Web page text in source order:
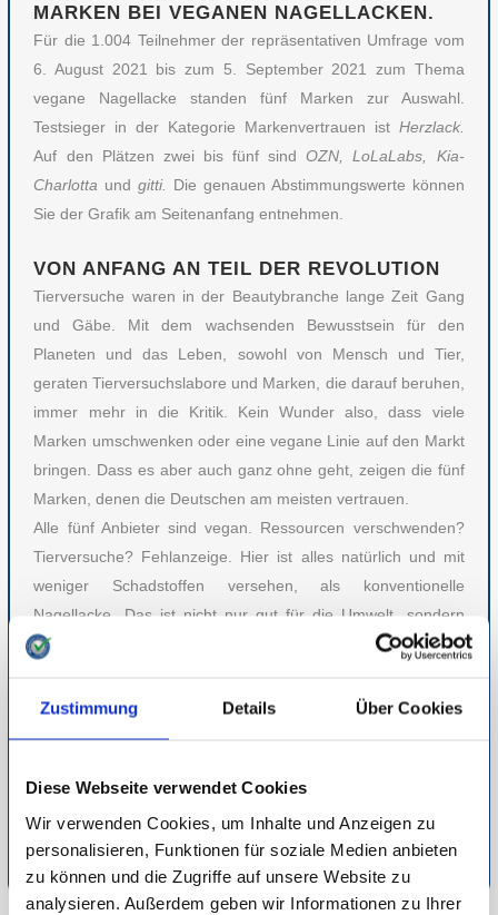
Zustimmung Details Über Cookies
Diese Webseite verwendet Cookies
Wir verwenden Cookies, um Inhalte und Anzeigen zu
personalisieren, Funktionen für soziale Medien anbieten
zu können und die Zugriffe auf unsere Website zu
analysieren. Außerdem geben wir Informationen zu Ihrer
MARKEN BEI VEGANEN NAGELLACKEN.
Für die 1.004 Teilnehmer der repräsentativen Umfrage vom
6. August 2021 bis zum 5. September 2021 zum Thema
vegane Nagellacke standen fünf Marken zur Auswahl.
Testsieger in der Kategorie Markenvertrauen ist Herzlack.
Auf den Plätzen zwei bis fünf sind OZN, LoLaLabs, Kia-
Charlotta undgitti. Die genauen Abstimmungswerte können
Sie der Grafik am Seitenanfang entnehmen.
VON ANFANG AN TEIL DER REVOLUTION
Tierversuche waren in der Beautybranche lange Zeit Gang
und Gäbe. Mit dem wachsenden Bewusstsein für den
Planeten und das Leben, sowohl von Mensch und Tier,
geraten Tierversuchslabore und Marken, die darauf beruhen,
immer mehr in die Kritik. Kein Wunder also, dass viele
Marken umschwenken oder eine vegane Linie auf den Markt
bringen. Dass es aber auch ganz ohne geht, zeigen die fünf
Marken, denen die Deutschen am meisten vertrauen.
Alle fünf Anbieter sind vegan. Ressourcen verschwenden?
Tierversuche? Fehlanzeige. Hier ist alles natürlich und mit
weniger Schadstoffen versehen, als konventionelle
Nagellacke. Das ist nicht nur gut für die Umwelt, sondern
auch für die Verbraucher – ein besseres Gewissen gibt es
revolutionieren und bleiben dabei immer transparent und
Beautyaccessoire.
Detaillierte Informationen zur Durchführung unserer Studien
finden Sie unter